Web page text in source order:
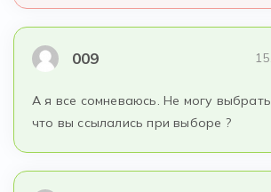
009
А я все сомневаюсь. Не могу выбрать
что вы ссылались при выборе ?